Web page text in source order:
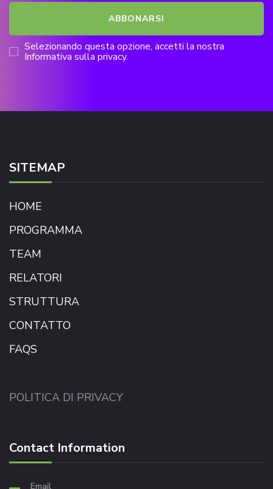
Selezionando questa opzione, accetti la nostra
Informativa sulla privacy.
SITEMAP
HOME
PROGRAMMA
TEAM
RELATORI
STRUTTURA
CONTATTO
FAQS
POLITICA DI PRIVACY
Contact Information
Email